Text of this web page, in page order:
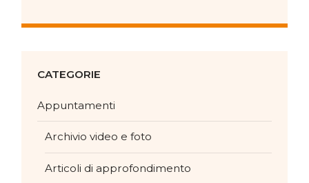
CATEGORIE
Appuntamenti
Archivio video e foto
Articoli di approfondimento